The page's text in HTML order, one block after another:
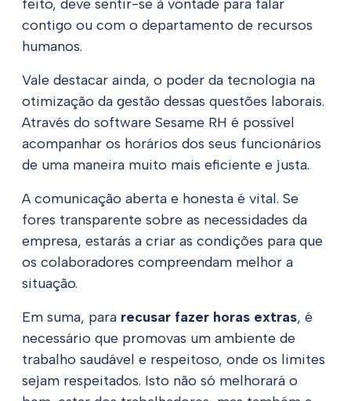
feito, deve sentir-se à vontade para falar
contigo ou com o departamento de recursos
humanos.
Vale destacar ainda, o poder da tecnologia na
otimização da gestão dessas questões laborais.
Através do software Sesame RH é possível
acompanhar os horários dos seus funcionários
de uma maneira muito mais eficiente e justa.
A comunicação aberta e honesta é vital. Se
fores transparente sobre as necessidades da
empresa, estarás a criar as condições para que
os colaboradores compreendam melhor a
situação.
Em suma, para recusar fazer horas extras, é
necessário que promovas um ambiente de
trabalho saudável e respeitoso, onde os limites
sejam respeitados. Isto não só melhorará o